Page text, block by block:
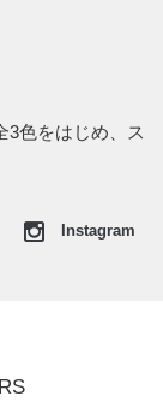
3色をはじめ、ス
Instagram